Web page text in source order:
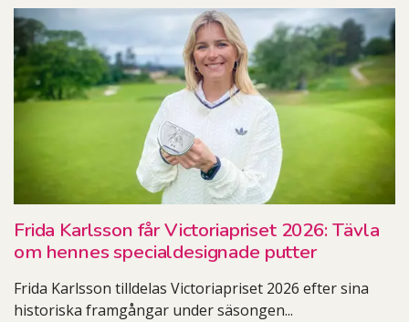
Frida Karlsson får Victoriapriset 2026: Tävla
om hennes specialdesignade putter
Frida Karlsson tilldelas Victoriapriset 2026 efter sina
historiska framgångar under säsongen...